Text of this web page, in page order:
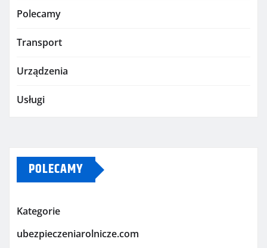
Polecamy
Transport
Urządzenia
Usługi
POLECAMY
Kategorie
ubezpieczeniarolnicze.com